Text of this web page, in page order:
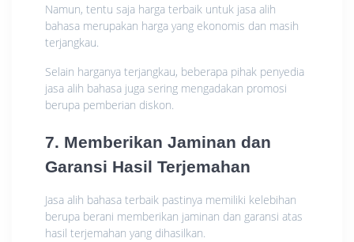
Namun, tentu saja harga terbaik untuk jasa alih
bahasa merupakan harga yang ekonomis dan masih
terjangkau.
Selain harganya terjangkau, beberapa pihak penyedia
jasa alih bahasa juga sering mengadakan promosi
berupa pemberian diskon.
7. Memberikan Jaminan dan
Garansi Hasil Terjemahan
Jasa alih bahasa terbaik pastinya memiliki kelebihan
berupa berani memberikan jaminan dan garansi atas
hasil terjemahan yang dihasilkan.